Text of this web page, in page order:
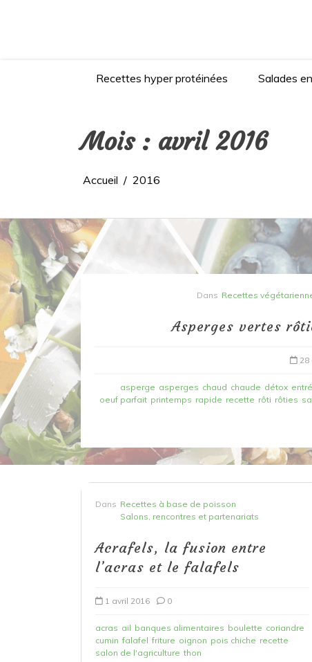
Recettes hyper protéinées Salades
Mois : avril 2016
Accueil 2016
Dans Recettes
Asperges vertes
28
asperge asperges chaud chaude détox
oeuf parfait printemps rapide recette rôti rôties
Dans Recettes à base de poisson
Salons, rencontres et partenariats
Acrafels, la fusion entre
l’acras et le falafels
1 avril 2016 0
acras ail banques alimentaires boulette coriandre
cumin falafel friture oignon pois chiche recette
salon de l'agriculture thon
Filet de merlan en 2
et tuile épicée